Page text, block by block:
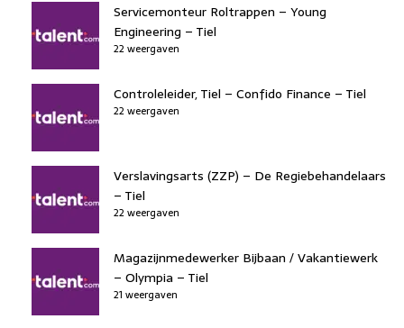
Servicemonteur Roltrappen – Young
Engineering – Tiel
22 weergaven
Controleleider, Tiel – Confido Finance – Tiel
22 weergaven
Verslavingsarts (ZZP) – De Regiebehandelaars
– Tiel
22 weergaven
Magazijnmedewerker Bijbaan / Vakantiewerk
– Olympia – Tiel
21 weergaven